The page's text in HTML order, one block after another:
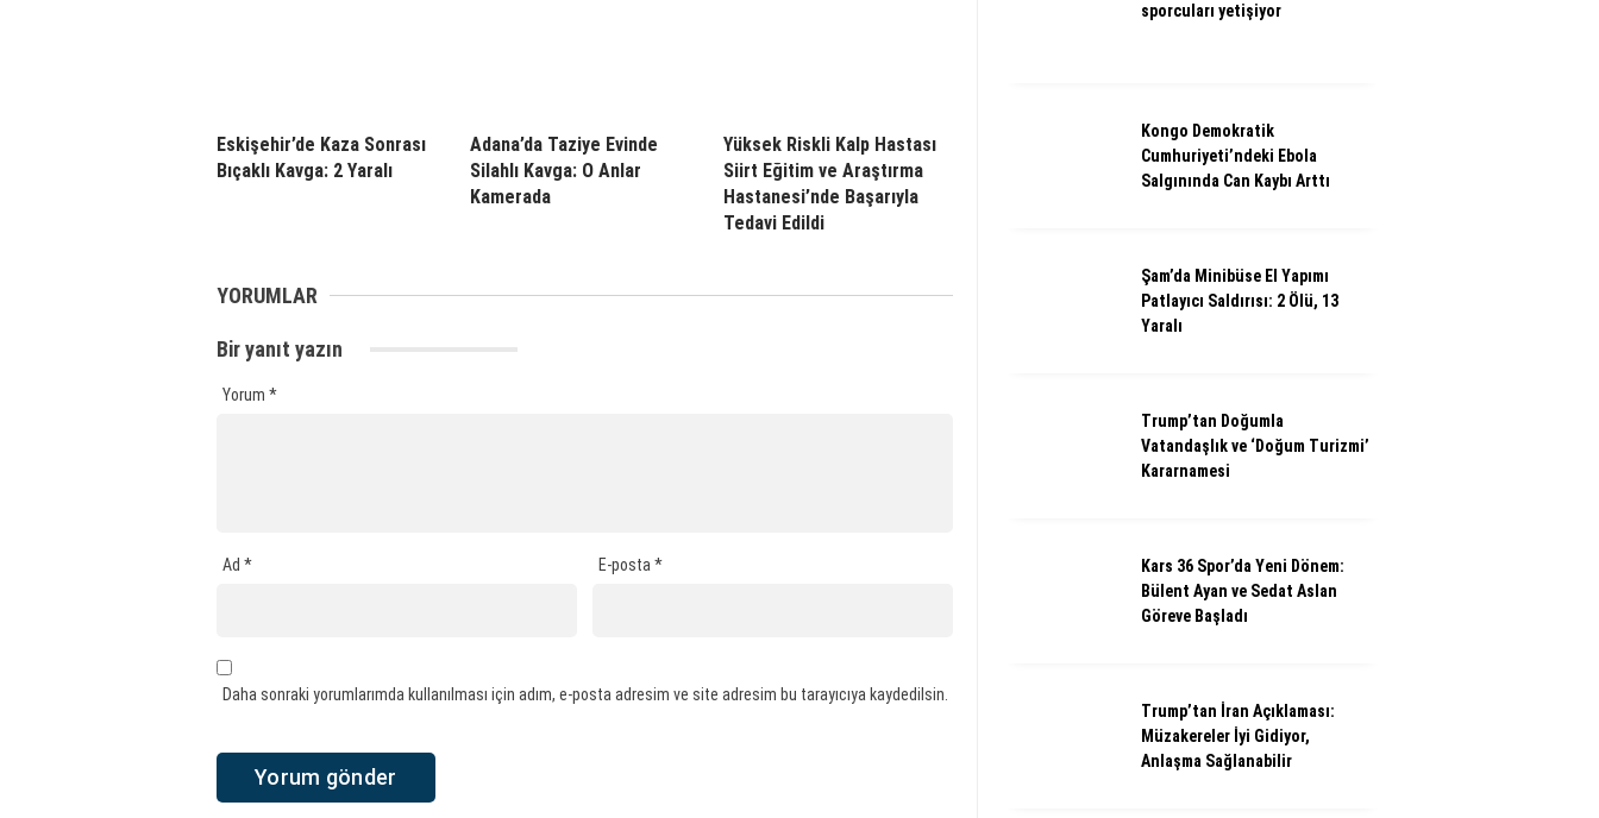
Eskişehir’de Kaza Sonrası
Bıçaklı Kavga: 2 Yaralı
Adana’da Taziye Evinde
Silahlı Kavga: O Anlar
Kamerada
Yüksek Riskli Kalp Hastası
Siirt Eğitim ve Araştırma
Hastanesi’nde Başarıyla
Tedavi Edildi
YORUMLAR
Bir yanıt yazın
Yorum *
Ad * E-posta *
Daha sonraki yorumlarımda kullanılması için adım, e-posta adresim ve site adresim bu tarayıcıya kaydedilsin.
sporcuları yetişiyor
Kongo Demokratik
Cumhuriyeti’ndeki Ebola
Salgınında Can Kaybı Arttı
Şam’da Minibüse El Yapımı
Patlayıcı Saldırısı: 2 Ölü, 13
Yaralı
Trump’tan Doğumla
Vatandaşlık ve ‘Doğum Turizmi’
Kararnamesi
Kars 36 Spor’da Yeni Dönem:
Bülent Ayan ve Sedat Aslan
Göreve Başladı
Trump’tan İran Açıklaması:
Müzakereler İyi Gidiyor,
Anlaşma Sağlanabilir